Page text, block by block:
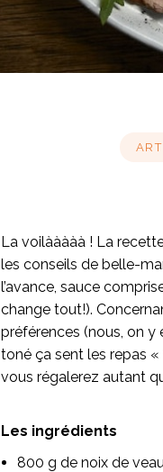
La voilààààà ! La
les conseils de belle-
l’avance, sauce
change tout!).
préférences (nous, on y
toné ça sent les repas «
vous régalerez autant
Les ingrédients
800 g de noix de